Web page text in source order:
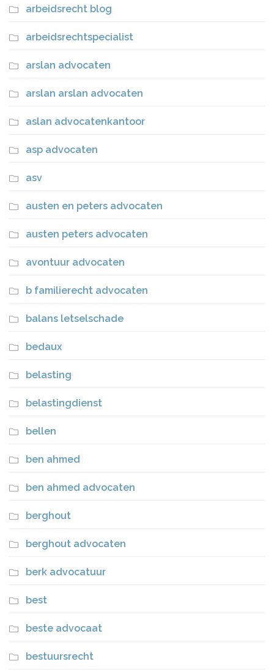
arbeidsrecht blog
arbeidsrechtspecialist
arslan advocaten
arslan arslan advocaten
aslan advocatenkantoor
asp advocaten
asv
austen en peters advocaten
austen peters advocaten
avontuur advocaten
b familierecht advocaten
balans letselschade
bedaux
belasting
belastingdienst
bellen
ben ahmed
ben ahmed advocaten
berghout
berghout advocaten
berk advocatuur
best
beste advocaat
bestuursrecht